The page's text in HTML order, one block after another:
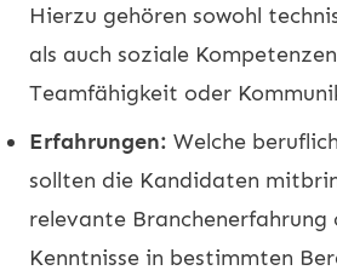
Hierzu gehören sowohl
als auch soziale
Teamfähigkeit oder
Erfahrungen: Welche
sollten die Kandidaten
relevante Branchenerfahrung
Kenntnisse in bestimmten